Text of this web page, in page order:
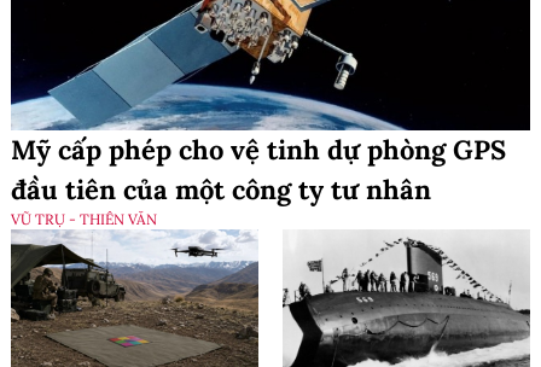
Mỹ cấp phép cho vệ tinh dự phòng GPS
đầu tiên của một công ty tư nhân
VŨ TRỤ - THIÊN VĂN